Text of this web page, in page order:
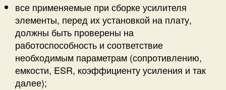
все применяемые при сборке усилителя
элементы, перед их установкой на плату,
должны быть проверены на
работоспособность и соответствие
необходимым параметрам (сопротивлению,
емкости, ESR, коэффициенту усиления и так
далее);